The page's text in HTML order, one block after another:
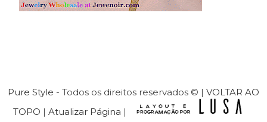
Pure Style - Todos os direitos reservados © | VOLTAR AO
TOPO | Atualizar Página |